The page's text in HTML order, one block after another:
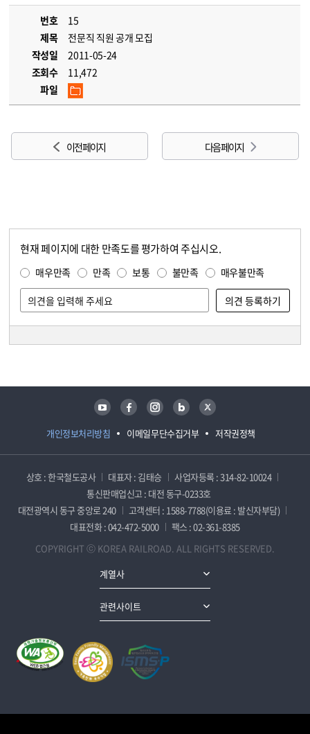
번호
15
제목
전문직 직원 공개 모집
작성일
2011-05-24
조회수
11,472
파일
이전 페이지 다음 페이지
현재 페이지에 대한 만족도를 평가하여 주십시오.
매우만족 만족 보통 불만족 매우불만족
개인정보처리방침 이메일무단수집거부 저작권정책
유튜브 페이스북 인스타그램 블로그 트위터
상호 : 한국철도공사 대표자 : 김태승
사업자등록 : 314-82-10024
통신판매업신고 : 대전 동구-0233호
대전광역시 동구 중앙로 240
고객센터 : 1588-7788(이용료 : 발신자부담)
대표전화 : 042-472-5000
팩스 : 02-361-8385
COPYRIGHT ⓒ KOREA RAILROAD. ALL RIGHTS RESERVED.
계열사
관련사이트